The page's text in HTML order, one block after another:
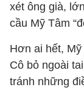
xét ông già,
cầu Mỹ Tâm
Hơn ai hết,
Cô bỏ ngoài
tránh những